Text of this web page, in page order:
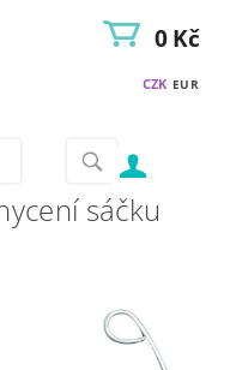
CZK EUR
0 Kč
sáčku